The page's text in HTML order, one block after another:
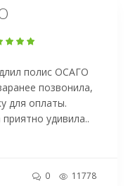
полис ОСАГО
позвонила,
для оплаты.
удивила..
0 11778